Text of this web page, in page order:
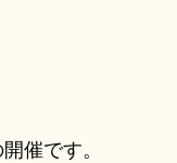
催です。